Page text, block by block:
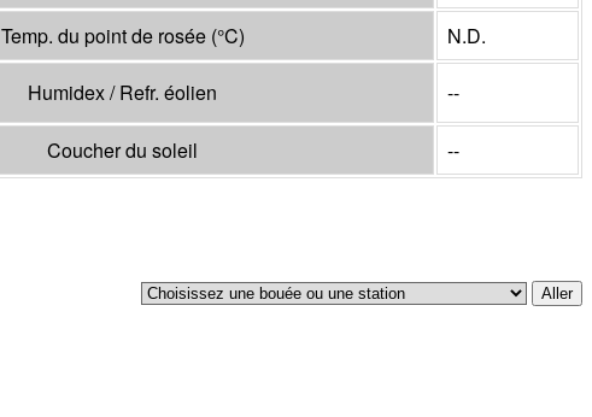
Temp. du point de rosée (°C) N.D.
Humidex / Refr. éolien --
Coucher du soleil --